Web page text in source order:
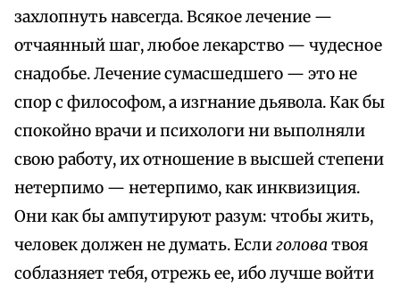
захлопнуть навсегда. Всякое лечение —
отчаянный шаг, любое лекарство — чудесное
снадобье. Лечение сумасшедшего — это не
спор с философом, а изгнание дьявола. Как бы
спокойно врачи и психологи ни выполняли
свою работу, их отношение в высшей степени
нетерпимо — нетерпимо, как инквизиция.
Они как бы ампутируют разум: чтобы жить,
человек должен не думать. Еслиголоватвоя
соблазняет тебя, отрежь ее, ибо лучше войти